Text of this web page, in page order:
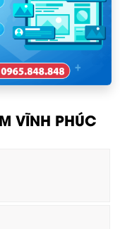
VĨNH PHÚC